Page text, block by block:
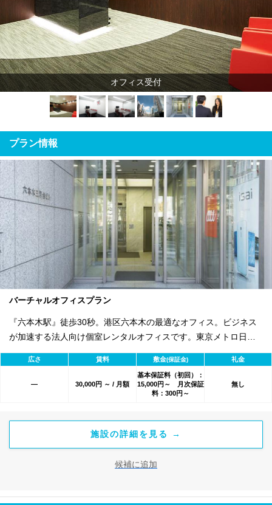
オフィス受付
プラン情報
バーチャルオフィスプラン
『六本木駅』徒歩30秒。港区六本木の最適なオフィス。ビジネス
が加速する法人向け個室レンタルオフィスです。東京メトロ日比
谷線・都営大江戸線「六本木駅」から徒歩30秒。 クロスコープの
提供するバーチャルオフィスサービスは、住所をあなたの会社の
住所としてご利用いただけるサービスです。 会社専用の電話番号
をご利用いただくことが可能で通話可能な電話へ転送いたしま
します。またの会議室を利用できますので、大切な取引先を招い
た商談やお打ち合わせにも便利です。
広さ 賃料 敷金(保証金) 礼金
― 30,000円 ～ / 月額
基本保証料（初回）：
15,000円～ 月次保証
料：300円～
無し
施設の詳細を見る →
候補に追加